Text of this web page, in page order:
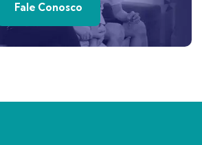
Fale Conosco